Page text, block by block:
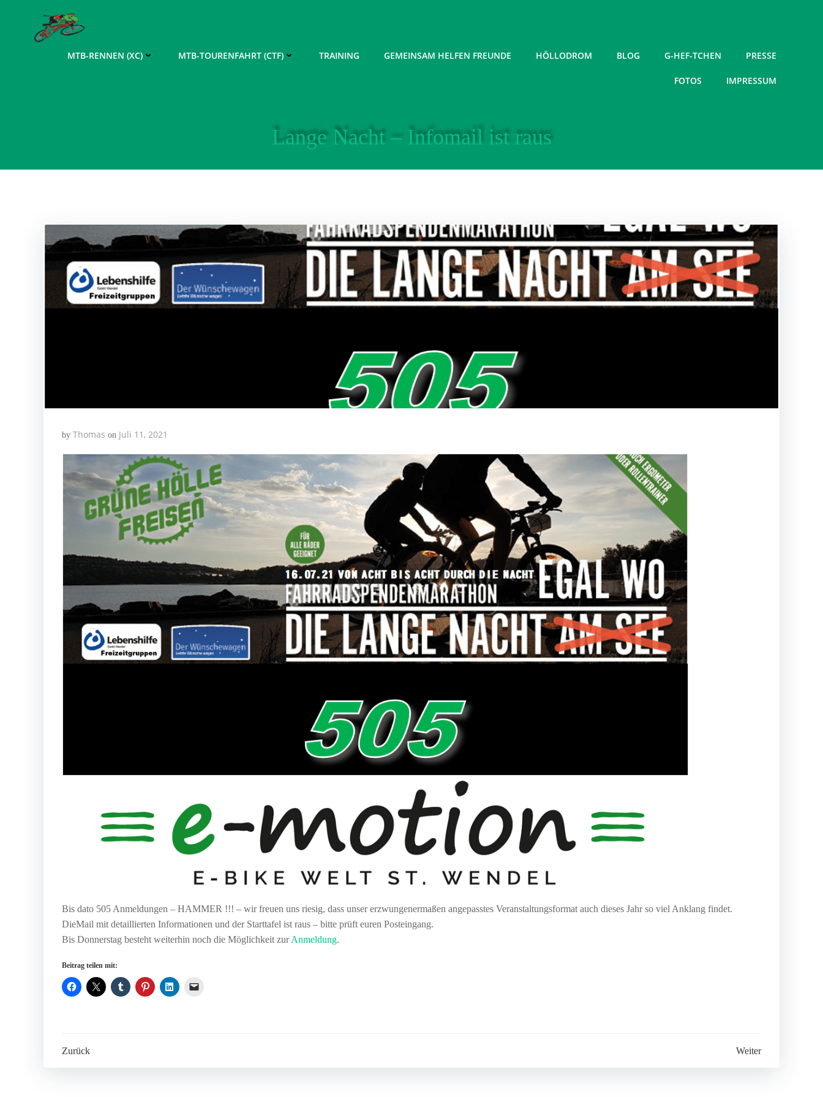
MTB-RENNEN (XC) MTB-TOURENFAHRT (CTF) TRAINING GEMEINSAM HELFEN FREUNDE HÖLLODROM BLOG G-HEF-TCHEN PRESSE
FOTOS IMPRESSUM
Lange Nacht – Infomail ist raus
by Thomas on Juli 11, 2021
Bis dato 505 Anmeldungen – HAMMER !!! – wir freuen uns riesig, dass unser erzwungenermaßen angepasstes Veranstaltungsformat auch dieses Jahr so viel Anklang findet.
DieMail mit detaillierten Informationen und der Starttafel ist raus – bitte prüft euren Posteingang.
Bis Donnerstag besteht weiterhin noch die Möglichkeit zurAnmeldung.
Beitrag teilen mit:
Post
Zurück Weiter